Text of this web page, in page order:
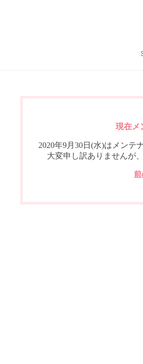
現在メ
2020年9月30日(水)はメンテ
大変申し訳ありませんが
前